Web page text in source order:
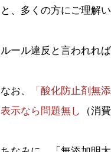
と、多くの方にご理解
ルール違反と言われれ
なお、
「酸化防止剤無
表示なら問題無し
（消